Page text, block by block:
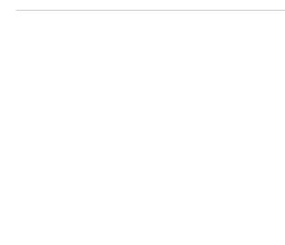
サテマチは売主様にとっても仲介業者様にとっても